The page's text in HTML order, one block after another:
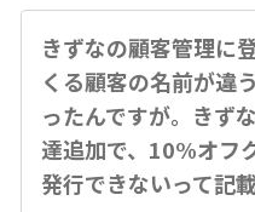
きずなの顧客管理に
くる顧客の名前が違
ったんですが。きず
達追加で、10%オフ
発行できないって記